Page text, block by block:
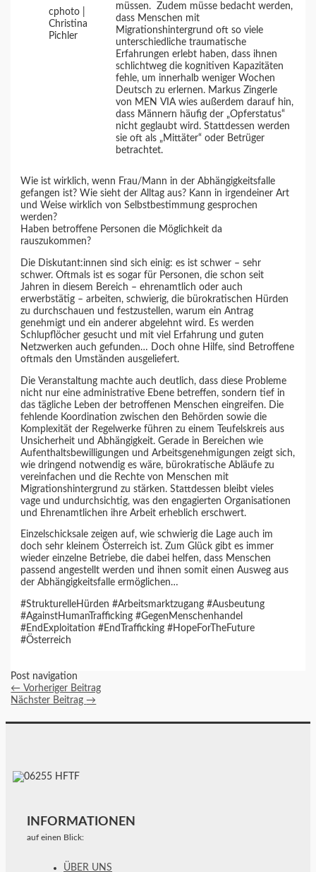
cphoto |
Christina
Pichler
müssen. Zudem müsse bedacht werden,
dass Menschen mit
Migrationshintergrund oft so viele
unterschiedliche traumatische
Erfahrungen erlebt haben, dass ihnen
schlichtweg die kognitiven Kapazitäten
fehle, um innerhalb weniger Wochen
Deutsch zu erlernen. Markus Zingerle
von MEN VIA wies außerdem darauf hin,
dass Männern häufig der „Opferstatus“
nicht geglaubt wird. Stattdessen werden
sie oft als „Mittäter“ oder Betrüger
betrachtet.
Wie ist wirklich, wenn Frau/Mann in der Abhängigkeitsfalle
gefangen ist? Wie sieht der Alltag aus? Kann in irgendeiner Art
und Weise wirklich von Selbstbestimmung gesprochen
werden?
Haben betroffene Personen die Möglichkeit da
rauszukommen?
Die Diskutant:innen sind sich einig: es ist schwer – sehr
schwer. Oftmals ist es sogar für Personen, die schon seit
Jahren in diesem Bereich – ehrenamtlich oder auch
erwerbstätig – arbeiten, schwierig, die bürokratischen Hürden
zu durchschauen und festzustellen, warum ein Antrag
genehmigt und ein anderer abgelehnt wird. Es werden
Schlupflöcher gesucht und mit viel Erfahrung und guten
Netzwerken auch gefunden… Doch ohne Hilfe, sind Betroffene
oftmals den Umständen ausgeliefert.
Die Veranstaltung machte auch deutlich, dass diese Probleme
nicht nur eine administrative Ebene betreffen, sondern tief in
das tägliche Leben der betroffenen Menschen eingreifen. Die
fehlende Koordination zwischen den Behörden sowie die
Komplexität der Regelwerke führen zu einem Teufelskreis aus
Unsicherheit und Abhängigkeit. Gerade in Bereichen wie
Aufenthaltsbewilligungen und Arbeitsgenehmigungen zeigt sich,
wie dringend notwendig es wäre, bürokratische Abläufe zu
vereinfachen und die Rechte von Menschen mit
Migrationshintergrund zu stärken. Stattdessen bleibt vieles
vage und undurchsichtig, was den engagierten Organisationen
und Ehrenamtlichen ihre Arbeit erheblich erschwert.
Einzelschicksale zeigen auf, wie schwierig die Lage auch im
doch sehr kleinem Österreich ist. Zum Glück gibt es immer
wieder einzelne Betriebe, die dabei helfen, dass Menschen
passend angestellt werden und ihnen somit einen Ausweg aus
der Abhängigkeitsfalle ermöglichen…
#StrukturelleHürden #Arbeitsmarktzugang #Ausbeutung
#AgainstHumanTrafficking #GegenMenschenhandel
#EndExploitation #EndTrafficking #HopeForTheFuture
#Österreich
Post navigation
← Vorheriger Beitrag
Nächster Beitrag→
INFORMATIONEN
auf einen Blick:
ÜBER UNS